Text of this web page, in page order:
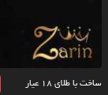
ساخت با طلای ۱۸ عیار